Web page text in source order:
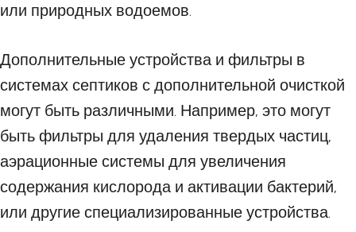
или природных водоемов.
Дополнительные устройства и фильтры в
системах септиков с дополнительной очисткой
могут быть различными. Например, это могут
быть фильтры для удаления твердых частиц,
аэрационные системы для увеличения
содержания кислорода и активации бактерий,
или другие специализированные устройства.